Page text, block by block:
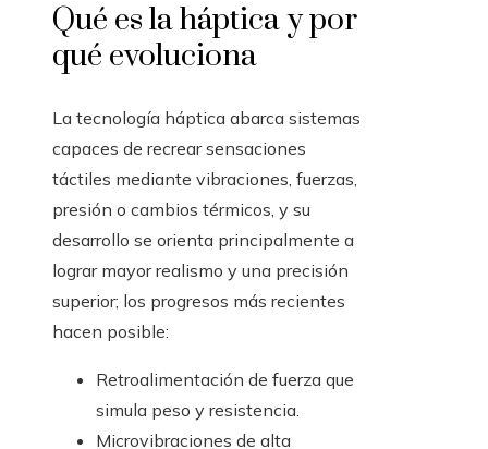
Qué es la háptica y por
qué evoluciona
La tecnología háptica abarca sistemas
capaces de recrear sensaciones
táctiles mediante vibraciones, fuerzas,
presión o cambios térmicos, y su
desarrollo se orienta principalmente a
lograr mayor realismo y una precisión
superior; los progresos más recientes
hacen posible:
Retroalimentación de fuerza que
simula peso y resistencia.
Microvibraciones de alta